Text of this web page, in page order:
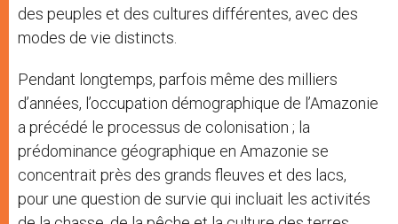
des peuples et des cultures différentes, avec des
modes de vie distincts.
Pendant longtemps, parfois même des milliers
d’années, l’occupation démographique de l’Amazonie
a précédé le processus de colonisation ; la
prédominance géographique en Amazonie se
concentrait près des grands fleuves et des lacs,
pour une question de survie qui incluait les activités